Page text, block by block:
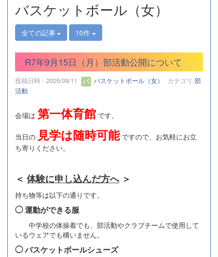
バスケットボール（女）
全ての記事 10件
R7年9月15日（月）部活動公開について
投稿日時 : 2025/09/11 バスケットボール（女） カテゴリ:部
活動
会場は 第一体育館 です。
当日の 見学は随時可能ですので、お気軽にお立
ち寄りください。
＜ 体験に申し込んだ方へ＞
持ち物等は以下の通りです。
◯ 運動ができる服
中学校の体操着でも、部活動やクラブチームで使用して
いるウェアでも構いません。
◯ バスケットボールシューズ